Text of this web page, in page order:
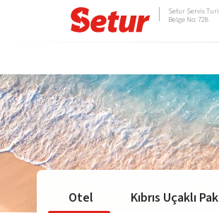
Setur Servis
Belge No: 728
Otel Kıbrıs Uçaklı